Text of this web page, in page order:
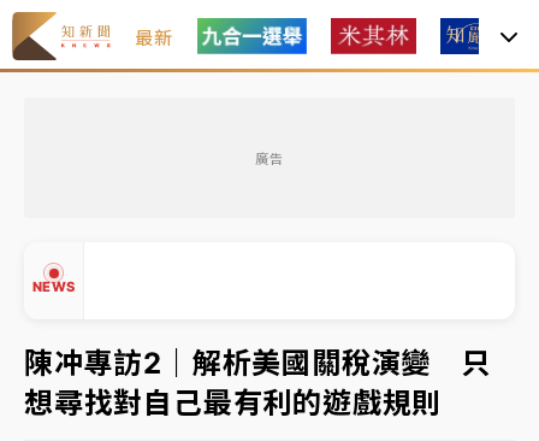
最新
廣告
NEWS
才續任就飛美國大學面試 清大校長高為元致歉：機會
到來時引起我的好奇
白海豚颱風解除海警 西南風來了！4縣市大雨特報、各
地午後雷雨
分析｜ 7月營收甫首破單月9000億元下半年續旺指
陳冲專訪2｜解析美國關稅演變 只
想尋找對自己最有利的遊戲規則